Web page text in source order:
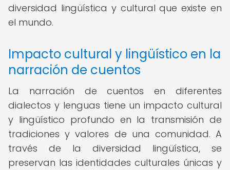
diversidad lingüística y cultural que existe en
el mundo.
Impacto cultural y lingüístico en la
narración de cuentos
La narración de cuentos en diferentes
dialectos y lenguas tiene un impacto cultural
y lingüístico profundo en la transmisión de
tradiciones y valores de una comunidad. A
través de la diversidad lingüística, se
preservan las identidades culturales únicas y